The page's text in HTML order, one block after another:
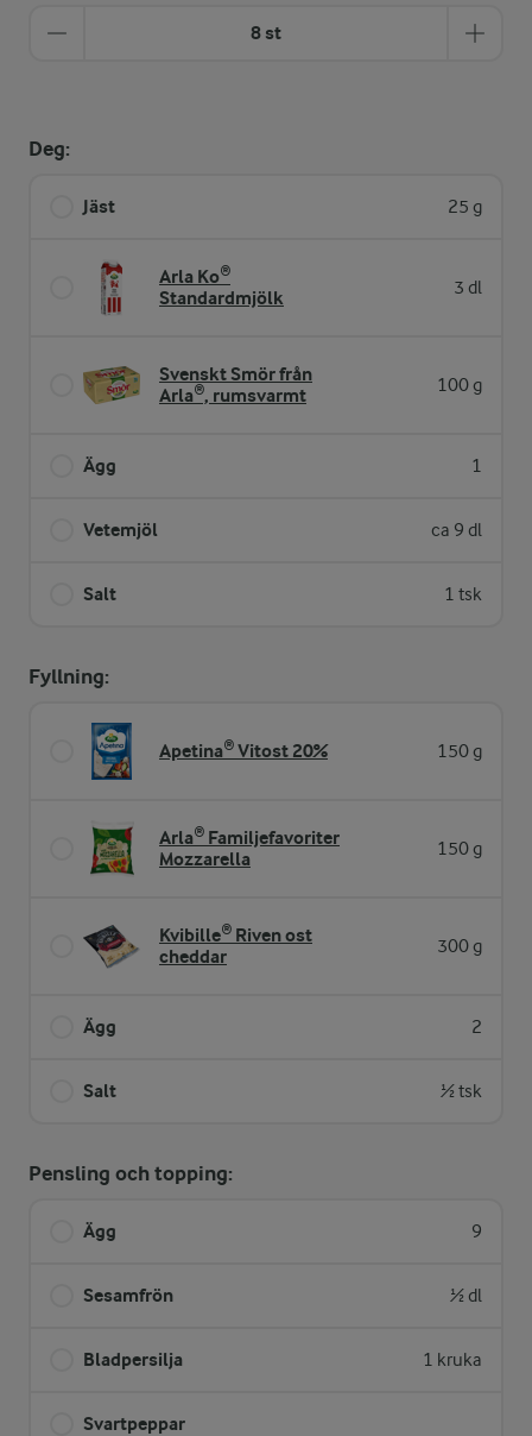
8 st
Deg:
Jäst 25 g
Arla Ko®
Standardmjölk
3 dl
Svenskt Smör från
Arla®, rumsvarmt
100 g
Ägg 1
Vetemjöl ca 9 dl
Salt 1 tsk
Fyllning:
Apetina® Vitost 20% 150 g
Arla® Familjefavoriter
Mozzarella
150 g
Kvibille® Riven ost
cheddar
300 g
Ägg 2
Salt ½ tsk
Pensling och topping:
Ägg 9
Sesamfrön ½ dl
Bladpersilja 1 kruka
Svartpeppar